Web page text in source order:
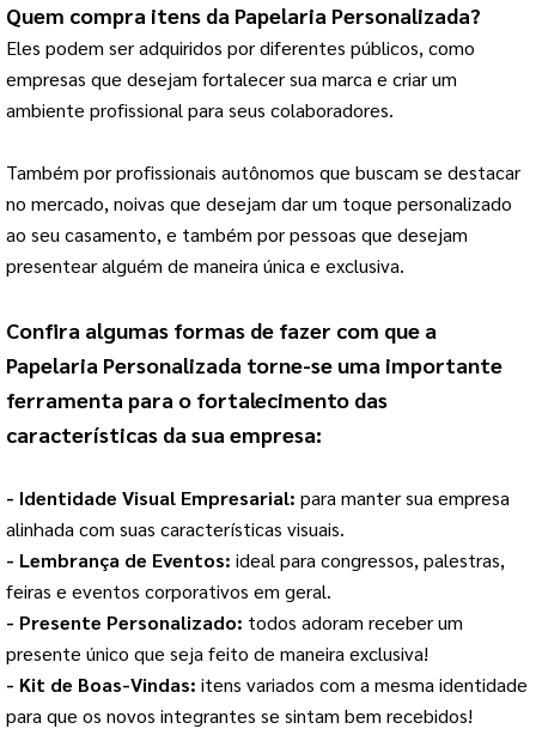
Quem compra itens da Papelaria Personalizada?
Eles podem ser adquiridos por diferentes públicos, como
empresas que desejam fortalecer sua marca e criar um
ambiente profissional para seus colaboradores.
Também por profissionais autônomos que buscam se destacar
no mercado, noivas que desejam dar um toque personalizado
ao seu casamento, e também por pessoas que desejam
presentear alguém de maneira única e exclusiva.
Papelaria Personalizada torne-se uma importante
ferramenta para o fortalecimento das
características da sua empresa:
- Identidade Visual Empresarial: para manter sua empresa
alinhada com suas características visuais.
- Lembrança de Eventos: ideal para congressos, palestras,
feiras e eventos corporativos em geral.
- Presente Personalizado: todos adoram receber um
presente único que seja feito de maneira exclusiva!
- Kit de Boas-Vindas: itens variados com a mesma identidade
para que os novos integrantes se sintam bem recebidos!